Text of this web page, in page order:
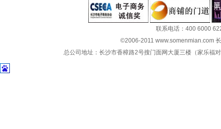
联系电话：400 6000
©2006-2011 www.somenmian.com
总公司地址：长沙市香樟路2号搜门面网大厦三楼（家乐福